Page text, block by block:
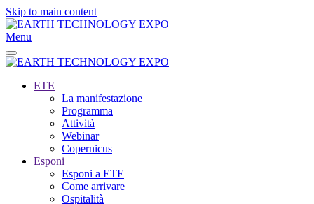
Skip to main content
Menu
ETE
La manifestazione
Programma
Attività
Webinar
Copernicus
Esponi
Esponi a ETE
Come arrivare
Ospitalità